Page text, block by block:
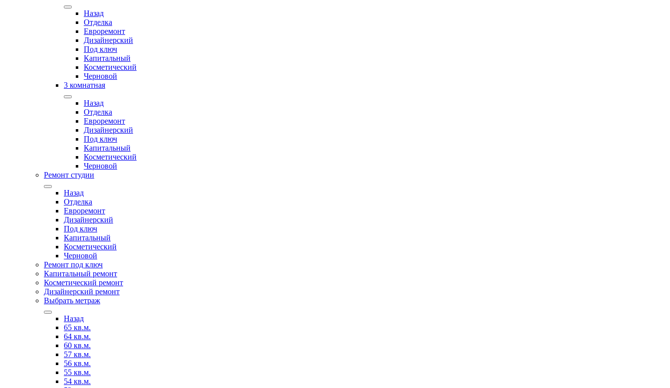
Назад
Отделка
Евроремонт
Дизайнерский
Под ключ
Капитальный
Косметический
Черновой
3 комнатная
Назад
Отделка
Евроремонт
Дизайнерский
Под ключ
Капитальный
Косметический
Черновой
Ремонт студии
Назад
Отделка
Евроремонт
Дизайнерский
Под ключ
Капитальный
Косметический
Черновой
Ремонт под ключ
Капитальный ремонт
Косметический ремонт
Дизайнерский ремонт
Выбрать метраж
Назад
65 кв.м.
64 кв.м.
60 кв.м.
57 кв.м.
56 кв.м.
55 кв.м.
54 кв.м.